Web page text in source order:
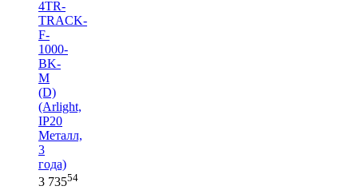
4TR-
TRACK-
F-
1000-
BK-
M
(D)
(Arlight,
IP20
Металл,
3
года)
3 73554